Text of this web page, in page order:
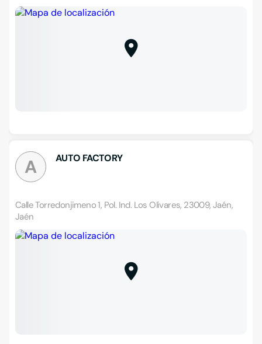
A AUTO FACTORY
Calle Torredonjimeno 1, Pol. Ind. Los Olivares, 23009, Jaén,
Jaén